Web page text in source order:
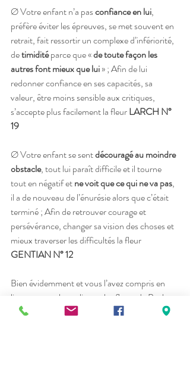
Ø Votre enfant n’a pas confiance en lui,
préfère éviter les épreuves, se met souvent en
retrait, fait ressortir un complexe d’infériorité,
de timidité parce que « de toute façon les
autres font mieux que lui » ; Afin de lui
redonner confiance en ses capacités, sa
valeur, être moins sensible aux critiques,
s’accepte plus facilement la fleur LARCH N°
19
Ø Votre enfant se sent découragé au moindre
obstacle, tout lui paraît difficile et il tourne
tout en négatif et ne voit que ce qui ne va pas,
il a de nouveau de l’énurésie alors que c’était
terminé ; Afin de retrouver courage et
persévérance, changer sa vision des choses et
mieux traverser les difficultés la fleur
GENTIAN N° 12
Bien évidemment et vous l’avez compris en
lisant ces quelques lignes, les fleurs de Bach
sont aussi d’une grande aide dans notre